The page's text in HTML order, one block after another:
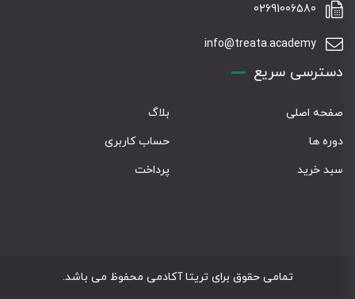
02691006580
info@treata.academy
دسترسی سریع
صفحه اصلی
بلاگ
دوره ها
حساب کاربری
سبد خرید
پرداخت
تمامی حقوق برای تریتا آکادمی محفوظ می باشد.